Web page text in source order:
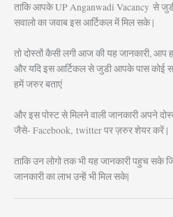
ताकि आपके UP Anganwadi Vacancy से
सवालो का जवाब इस आर्टिकल में मिल सके |
तो दोस्तों कैसी लगी आज की यह जानकारी, आप
और यदि इस आर्टिकल से जुडी आपके पास कोई
हमें जरुर बताएं
और इस पोस्ट से मिलने वाली जानकारी अपने
जैसे- Facebook, twitter पर ज़रुर शेयर करें |
ताकि उन लोगो तक भी यह जानकारी पहुच सके
जानकारी का लाभ उन्हें भी मिल सके|